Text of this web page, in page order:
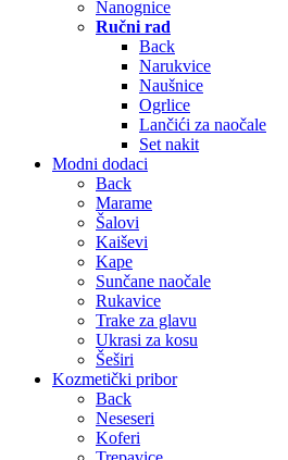
Nanognice
Ručni rad
Back
Narukvice
Naušnice
Ogrlice
Lančići za naočale
Set nakit
Modni dodaci
Back
Marame
Šalovi
Kaiševi
Kape
Sunčane naočale
Rukavice
Trake za glavu
Ukrasi za kosu
Šeširi
Kozmetički pribor
Back
Neseseri
Koferi